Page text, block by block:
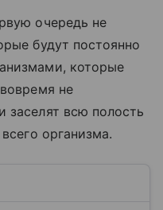
очередь не
будут постоянно
которые
не
заселят всю полость
организма.